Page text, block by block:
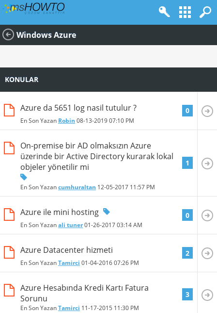
Windows Azure
KONULAR
Azure da 5651 log nasil tutulur ?
En Son Yazan Robin 08-13-201907:10 PM
0
On-premise bir AD olmaksızın Azure
üzerinde bir Active Directory kurarak lokal
objeler yönetilir mi
En Son Yazancumhuraltan 12-05-2017 11:57 PM
1
Azure ile mini hosting
En Son Yazanali tuner01-26-201703:14 AM
0
Azure Datacenter hizmeti
En Son YazanTamirci 01-04-201607:26 PM
2
Azure Hesabında Kredi Kartı Fatura
Sorunu
En Son YazanTamirci 11-17-2015 11:30 PM
3